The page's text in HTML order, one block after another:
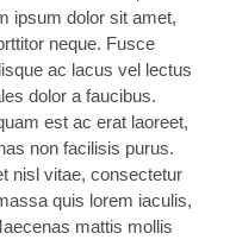
ipsum dolor sit amet,
neque. Fusce
ac lacus vel lectus
dolor a faucibus.
est ac erat laoreet,
non facilisis purus.
nisl vitae, consectetur
quis lorem iaculis,
mattis mollis